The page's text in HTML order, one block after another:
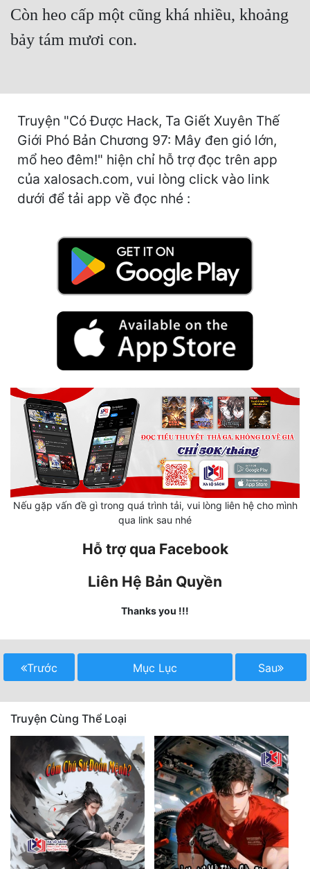
Góc Nhìn Nam
Góc Nhìn Nữ
Huyền Huyễn
Huyền Nghi
Khoa Huyễn Không Gian
Kinh Dị
Kiếm Hiệp
Kỳ Huyễn
Linh Dị
Mỹ Thực
Ngôn Tình
Nữ Cường
Phong Thủy - Tâm Linh
Phương Tây
Phản Phái
Quan Trường
Còn heo cấp một cũng khá nhiều, khoảng
bảy tám mươi con.
Truyện "Có Được Hack, Ta Giết Xuyên Thế
Giới Phó Bản Chương 97: Mây đen gió lớn,
mổ heo đêm!" hiện chỉ hỗ trợ đọc trên app
của xalosach.com, vui lòng click vào link
dưới để tải app về đọc nhé :
Nếu gặp vấn đề gì trong quá trình tải, vui lòng liên hệ cho mình
qua link sau nhé
Hỗ trợ qua Facebook
Liên Hệ Bản Quyền
Thanks you !!!
Trước Mục Lục Sau
Truyện Cùng Thể Loại